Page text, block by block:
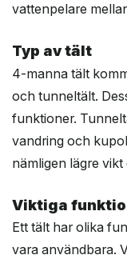
vattenpelare
Typ av tält
4-manna tält
och tunneltält.
funktioner.
vandring och
nämligen lägre
Viktiga
Ett tält har olika
vara användbara.